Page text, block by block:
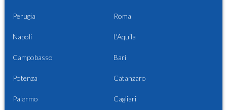
Perugia Roma
Napoli L'Aquila
Campobasso Bari
Potenza Catanzaro
Palermo Cagliari